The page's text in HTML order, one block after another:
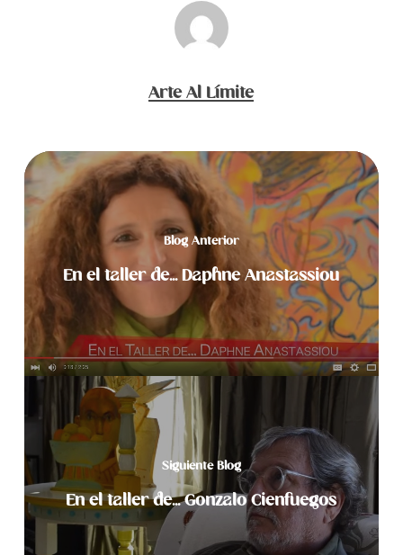
Arte Al Límite
Blog Anterior
En el taller de... Daphne Anastassiou
Siguiente Blog
En el taller de... Gonzalo Cienfuegos